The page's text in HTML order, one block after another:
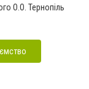
О.О. Тернопіль